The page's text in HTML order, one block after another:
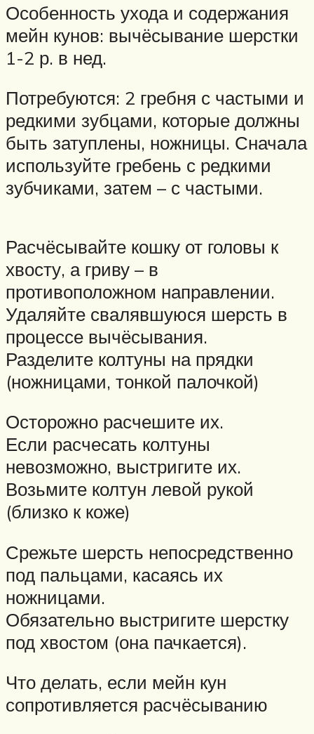
Особенность ухода и содержания
мейн кунов: вычёсывание шерстки
1-2 р. в нед.
Потребуются: 2 гребня с частыми и
редкими зубцами, которые должны
быть затуплены, ножницы. Сначала
используйте гребень с редкими
зубчиками, затем – с частыми.
Расчёсывайте кошку от головы к
хвосту, а гриву – в
противоположном направлении.
Удаляйте свалявшуюся шерсть в
процессе вычёсывания.
Разделите колтуны на прядки
(ножницами, тонкой палочкой)
Осторожно расчешите их.
Если расчесать колтуны
невозможно, выстригите их.
Возьмите колтун левой рукой
(близко к коже)
Срежьте шерсть непосредственно
под пальцами, касаясь их
ножницами.
Обязательно выстригите шерстку
под хвостом (она пачкается).
Что делать, если мейн кун
сопротивляется расчёсыванию